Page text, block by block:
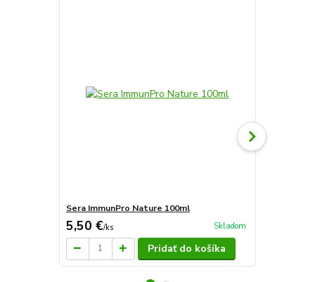
Sera ImmunPro Nature 100ml
5,50 €/ks Skladom
Pridať do košíka